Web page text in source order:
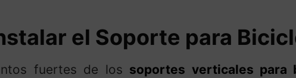
el Soporte para
fuertes de los soportes verticales para